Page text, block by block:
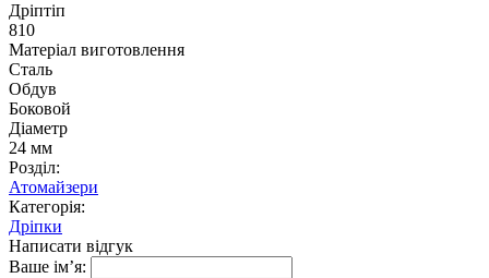
Дріптіп
810
Матеріал виготовлення
Сталь
Обдув
Боковой
Діаметр
24 мм
Розділ:
Атомайзери
Категорія:
Дріпки
Написати відгук
Ваше ім’я: